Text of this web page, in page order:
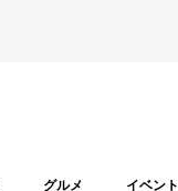
グルメ イベント